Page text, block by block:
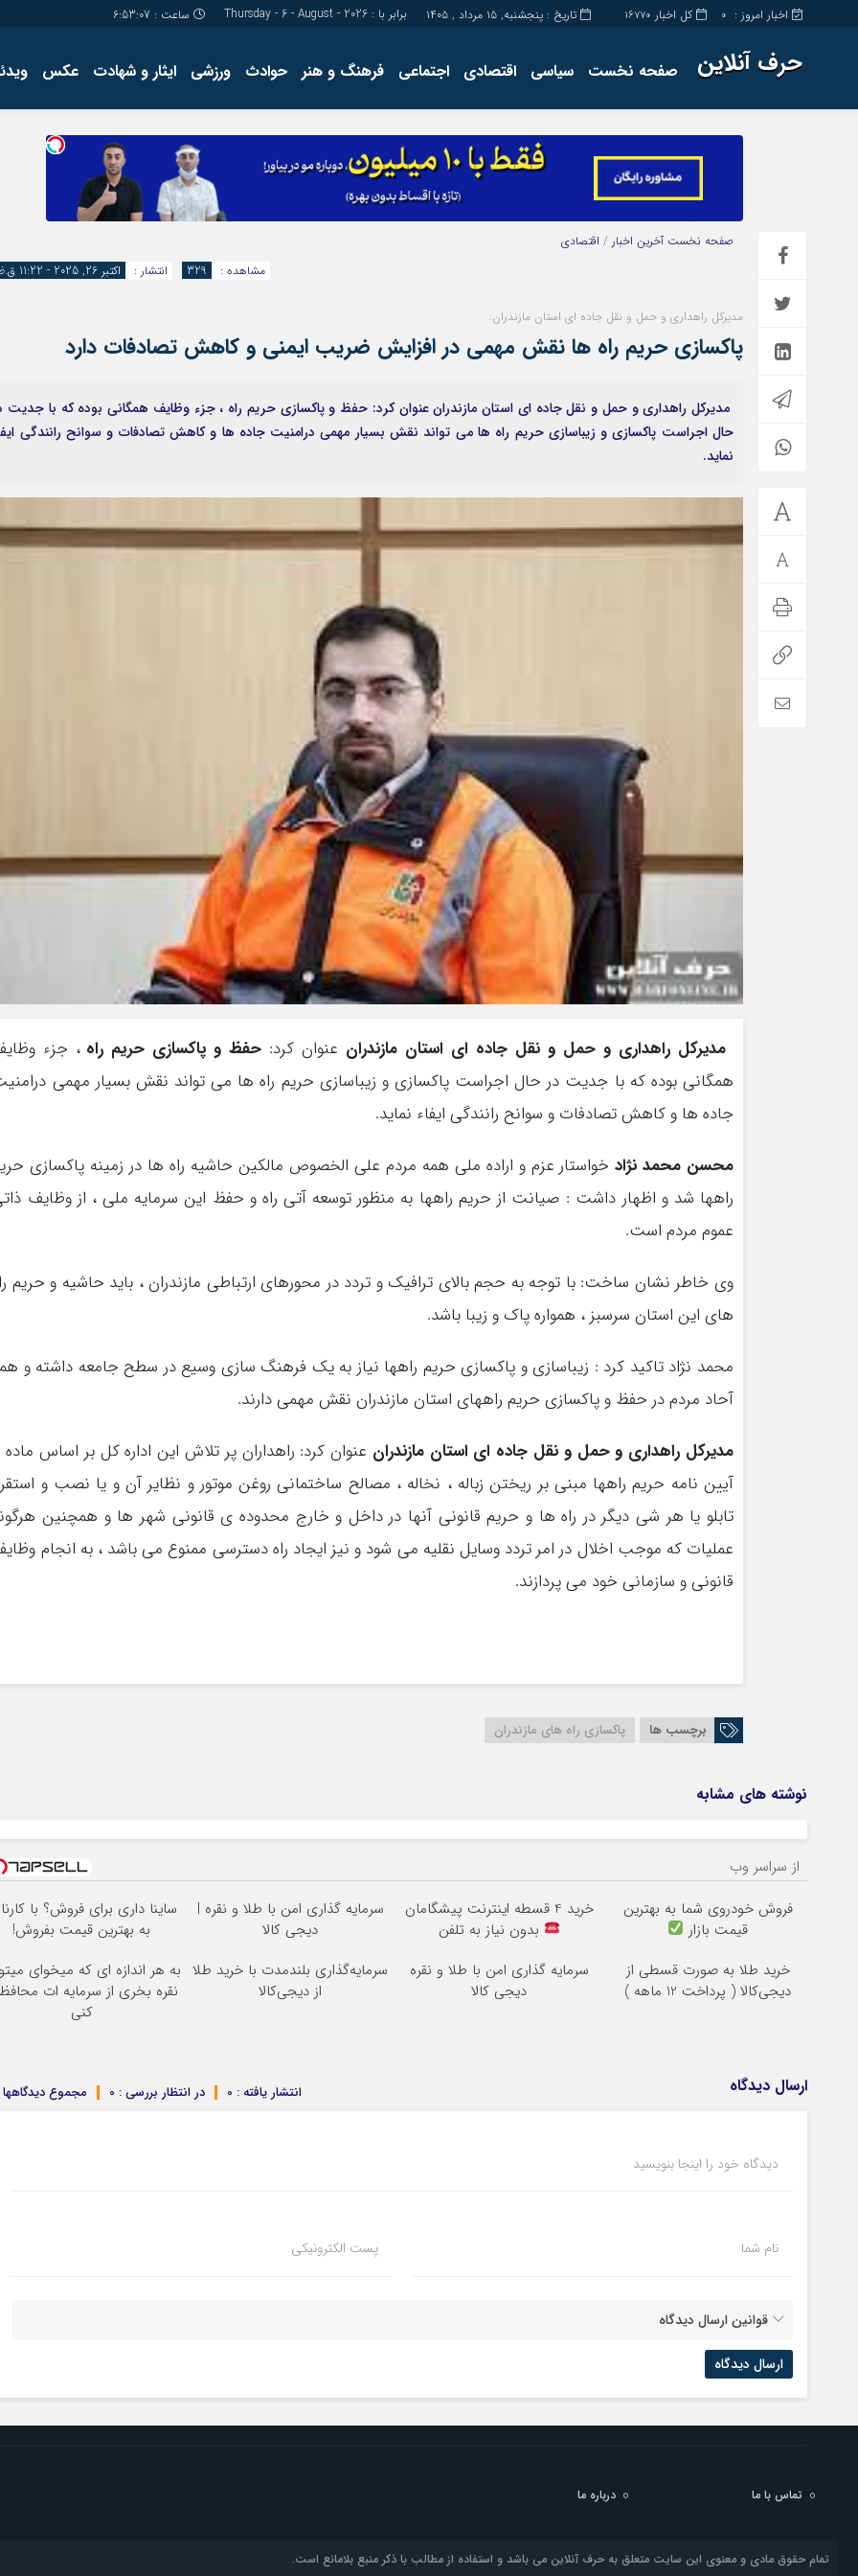
کل اخبار 16770 اخبار امروز : 0 تاریخ : پنجشنبه, ۱۵ مرداد , ۱۴۰۵ برابر با : Thursday - 6 - August - 2026 ساعت : 6:53:08
حرف آنلاین صفحه نخست سیاسی اقتصادی اجتماعی فرهنگ و هنر حوادث ورزشی ایثار و شهادت عکس
کارگاه
تولید
مجله ای
صفحه نخست آخرین اخبار / اقتصادی
انتشار :
اکتبر 26, 2025 - 11:22 ق.ظ مشاهده : 329
مدیرکل راهداری و حمل و نقل جاده ای استان مازندران:
پاکسازی حریم راه ها نقش مهمی در افزایش ضریب ایمنی و کاهش تصادفات دارد
مدیرکل راهداری و حمل و نقل جاده ای استان مازندران عنوان کرد: حفظ و پاکسازی حریم راه ، جزء وظایف همگانی بوده که با جدیت
حال اجراست پاکسازی و زیباسازی حریم راه ها می تواند نقش بسیار مهمی درامنیت جاده ها و کاهش تصادفات و سوانح رانندگی
نماید.
مدیرکل راهداری و حمل و نقل جاده ای استان مازندران عنوان کرد:حفظ و پاکسازی حریم راه ، جزء
همگانی بوده که با جدیت در حال اجراست پاکسازی و زیباسازی حریم راه ها می تواند نقش بسیار مهمی
جاده ها و کاهش تصادفات و سوانح رانندگی ایفاء نماید.
محسن محمد نژادخواستار عزم و اراده ملی همه مردم علی الخصوص مالکین حاشیه راه ها در زمینه پاکسازی
راهها شد و اظهار داشت : صیانت از حریم راهها به منظور توسعه آتی راه و حفظ این سرمایه ملی ، از وظایف
عموم مردم است.
وی خاطر نشان ساخت: با توجه به حجم بالای ترافیک و تردد در محورهای ارتباطی مازندران ، باید حاشیه و حریم
های این استان سرسبز ، همواره پاک و زیبا باشد.
محمد نژاد تاکید کرد : زیباسازی و پاکسازی حریم راهها نیاز به یک فرهنگ سازی وسیع در سطح جامعه داشته و
آحاد مردم در حفظ و پاکسازی حریم راههای استان مازندران نقش مهمی دارند.
مدیرکل راهداری و حمل و نقل جاده ای استان مازندران
آیین نامه حریم راهها مبنی بر ریختن زباله ، نخاله ، مصالح ساختمانی روغن موتور و نظایر آن و یا نصب و
تابلو یا هر شی دیگر در راه ها و حریم قانونی آنها در داخل و خارج محدوده ی قانونی شهر ها و همچنین
عملیات که موجب اخلال در امر تردد وسایل نقلیه می شود و نیز ایجاد راه دسترسی ممنوع می باشد ، به انجام
قانونی و سازمانی خود می پردازند.
برچسب ها پاکسازی راه های مازندران
نوشته های مشابه
از سراسر وب
فروش خودروی شما به بهترین
قیمت بازار
خرید 4 قسطه اینترنت پیشگامان
بدون نیاز به تلفن
سرمایه گذاری امن با طلا و نقره |
دیجی کالا
ساینا داری برای فروش؟ با
به بهترین قیمت بفروش!
خرید طلا به صورت قسطی از
دیجی‌کالا ( پرداخت 12 ماهه )
سرمایه گذاری امن با طلا و نقره
دیجی کالا
سرمایه‌گذاری بلندمدت با خرید طلا
از دیجی‌کالا
به هر اندازه ای که میخوای
نقره بخری از سرمایه ات
کنی
ارسال دیدگاه مجموع دیدگاهها : در انتظار بررسی : 0 انتشار یافته : 0
دیدگاه خود را اینجا بنویسید
نام شما پست الکترونیکی
قوانین ارسال دیدگاه
تماس با ما درباره ما
تمام حقوق مادی و معنوی این سایت متعلق به حرف آنلاین می باشد و استفاده از مطالب با ذکر منبع بلامانع است.